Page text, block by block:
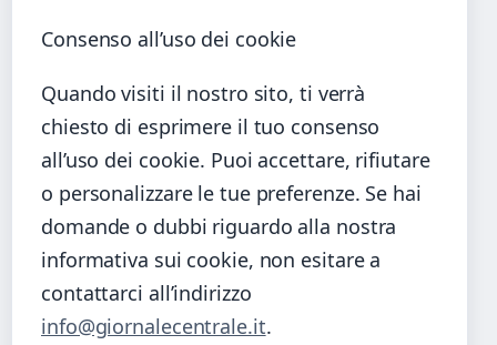
Consenso all’uso dei cookie
Quando visiti il nostro sito, ti verrà
chiesto di esprimere il tuo consenso
all’uso dei cookie. Puoi accettare, rifiutare
o personalizzare le tue preferenze. Se hai
domande o dubbi riguardo alla nostra
informativa sui cookie, non esitare a
contattarci all’indirizzo
info@giornalecentrale.it.